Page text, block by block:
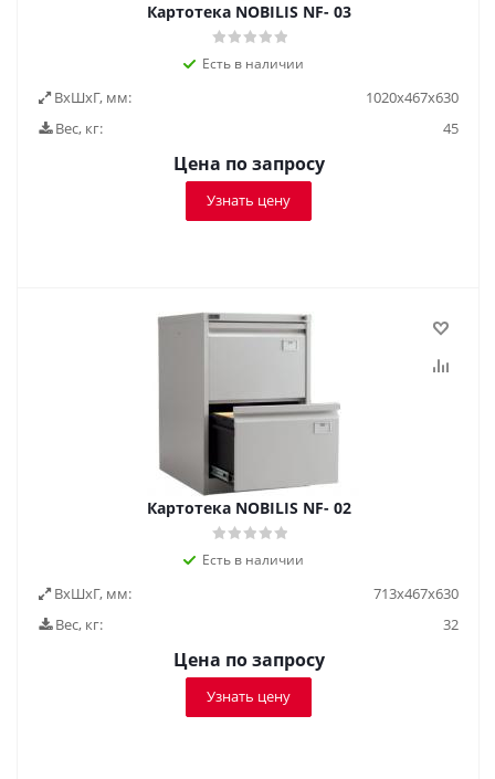
Картотека NOBILIS NF- 03
Есть в наличии
ВxШxГ, мм:
1020х467х630
Вес, кг:
45
Цена по запросу
Узнать цену
Картотека NOBILIS NF- 02
Есть в наличии
ВxШxГ, мм:
713х467х630
Вес, кг:
32
Цена по запросу
Узнать цену